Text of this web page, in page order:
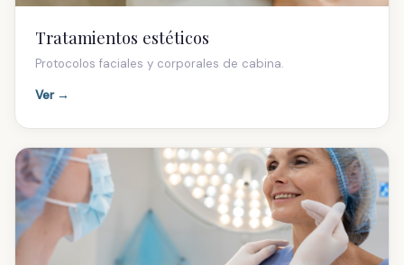
Protocolos faciales y corporales de cabina.
Ver →